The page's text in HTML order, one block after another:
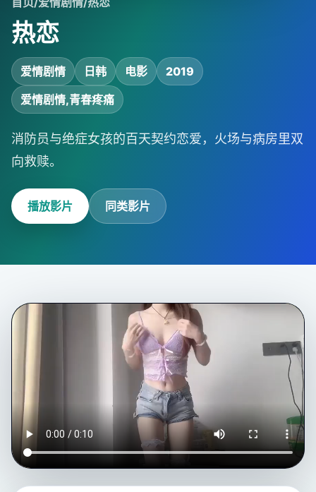
热恋
爱情剧情 日韩 电影
2019
爱情剧情,青春疼痛
消防员与绝症女孩的百天契约恋爱，火场与病房里双
向救赎。
播放影片 同类影片